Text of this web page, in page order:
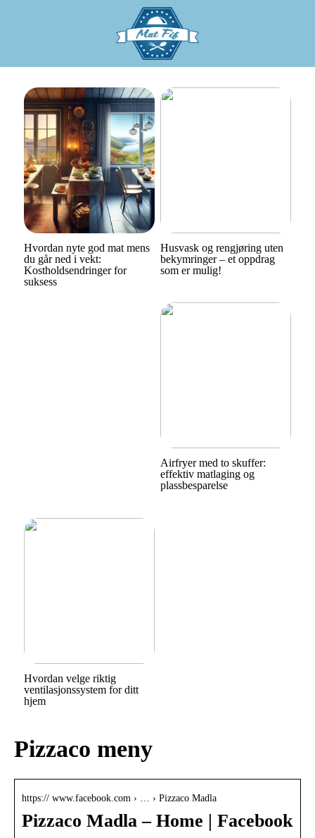
Hvordan nyte god mat mens
du går ned i vekt:
Kostholdsendringer for
suksess
Husvask og rengjøring uten
bekymringer – et oppdrag
som er mulig!
Airfryer med to skuffer:
effektiv matlaging og
plassbesparelse
Hvordan velge riktig
ventilasjonssystem for ditt
hjem
Pizzaco meny
https:// www.facebook.com › … › Pizzaco Madla
Pizzaco Madla – Home | Facebook